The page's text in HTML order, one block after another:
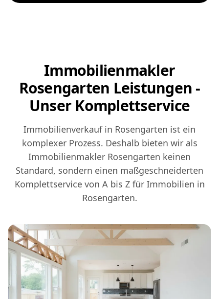
Immobilienmakler
Rosengarten Leistungen -
Unser Komplettservice
Immobilienverkauf in Rosengarten ist ein
komplexer Prozess. Deshalb bieten wir als
Immobilienmakler Rosengarten keinen
Standard, sondern einen maßgeschneiderten
Komplettservice von A bis Z für Immobilien in
Rosengarten.